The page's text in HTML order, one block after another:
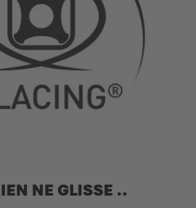
NE GLISSE ..